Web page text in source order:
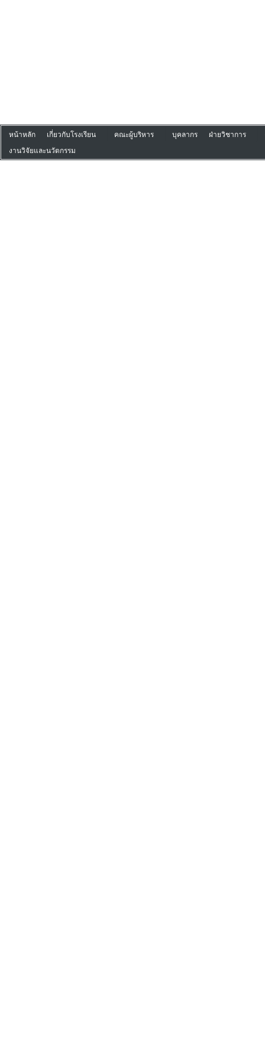
หน้าหลัก เกี่ยวกับโรงเรียน คณะผู้บริหาร บุคลากร ฝ่ายวิชาการ
งานวิจัยและนวัตกรรม